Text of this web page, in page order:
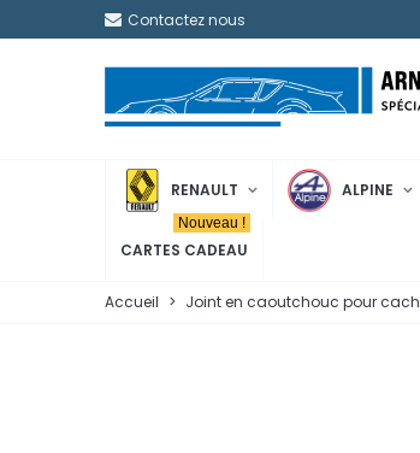
Contactez nous
RENAULT ALPINE
CARTES CADEAU
Nouveau !
Accueil > Joint en caoutchouc pour